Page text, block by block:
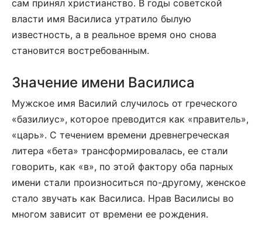
сам принял христианство. В годы советской
власти имя Василиса утратило былую
известность, а в реальное время оно снова
становится востребованным.
Значение имени Василиса
Мужское имя Василий случилось от греческого
«базилиус», которое преводится как «правитель»,
«царь». С течением времени древнегреческая
литера «бета» трансформировалась, ее стали
говорить, как «в», по этой фактору оба парных
имени стали произноситься по-другому, женское
стало звучать как Василиса. Нрав Василисы во
многом зависит от времени ее рождения.